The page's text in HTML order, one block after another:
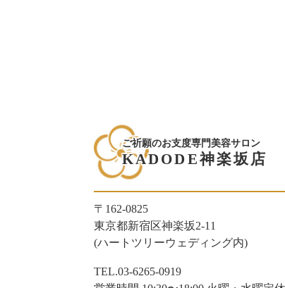
ご祈願のお支度専門美容サロン
KADODE神楽坂店
〒162-0825
東京都新宿区神楽坂2-11
(ハートツリーウェディング内)
TEL.03-6265-0919